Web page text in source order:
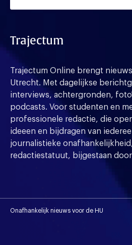
Trajectum
Trajectum Online brengt
Utrecht. Met dagelijkse
interviews, achtergronden,
podcasts. Voor studenten en
professionele redactie, die
ideeen en bijdragen van
journalistieke
redactiestatuut, bijgestaan
Onafhankelijk nieuws voor de HU